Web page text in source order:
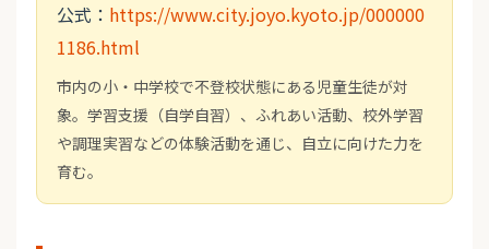
公式： https://www.city.joyo.kyoto.jp/000000
1186.html
市内の小・中学校で不登校状態にある児童生徒が対
象。学習支援（自学自習）、ふれあい活動、校外学習
や調理実習などの体験活動を通じ、自立に向けた力を
育む。